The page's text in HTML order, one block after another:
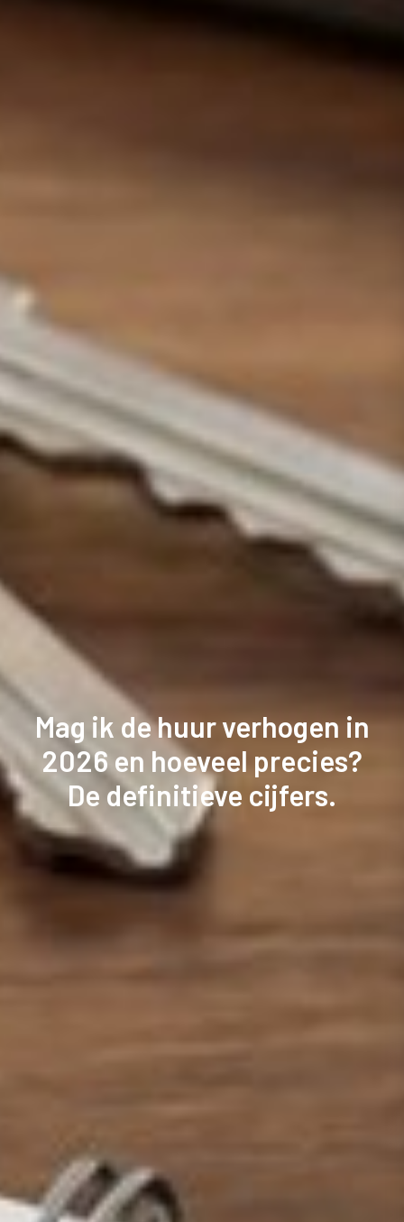
Mag ik de huur verhogen in
2026 en hoeveel precies?
De definitieve cijfers.